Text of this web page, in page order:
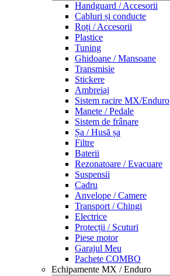
Handguard / Accesorii
Cabluri și conducte
Roți / Accesorii
Plastice
Tuning
Ghidoane / Mansoane
Transmisie
Stickere
Ambreiaj
Sistem racire MX/Enduro
Manete / Pedale
Sistem de frânare
Șa / Husă șa
Filtre
Baterii
Rezonatoare / Evacuare
Suspensii
Cadru
Anvelope / Camere
Transport / Chingi
Electrice
Protecții / Scuturi
Piese motor
Garajul Meu
Pachete COMBO
Echipamente MX / Enduro